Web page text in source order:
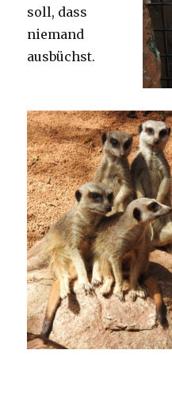
soll, dass
niemand
ausbüchst.